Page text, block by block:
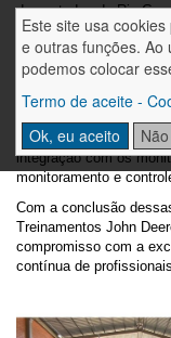
Este site usa
e outras funções. Ao
podemos colocar
Termo de aceite -
Ok, eu aceito
dos estados do Rio
Minas Gerais.
O conteúdo,
da John Deere,
práticas dos sistemas
este último uma versão
integração com os
monitoramento e
Com a conclusão
Treinamentos John
compromisso com a
contínua de